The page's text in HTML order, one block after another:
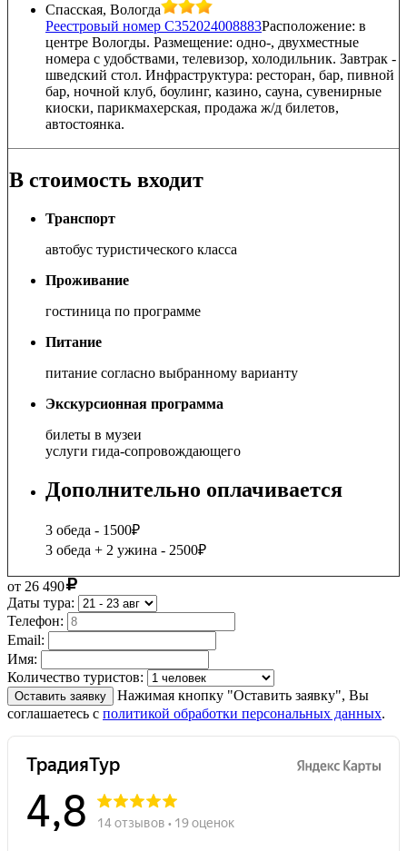
Спасская, Вологда
Реестровый номер С352024008883Расположение: в
центре Вологды. Размещение: одно-, двухместные
номера с удобствами, телевизор, холодильник. Завтрак -
шведский стол. Инфраструктура: ресторан, бар, пивной
бар, ночной клуб, боулинг, казино, сауна, сувенирные
киоски, парикмахерская, продажа ж/д билетов,
автостоянка.
В стоимость входит
Транспорт
автобус туристического класса
Проживание
гостиница по программе
Питание
питание согласно выбранному варианту
Экскурсионная программа
билеты в музеи
услуги гида-сопровождающего
Дополнительно оплачивается
3 обеда - 1500₽
3 обеда + 2 ужина - 2500₽
от 26 490
Даты тура:
Телефон:
Email:
Имя:
Количество туристов:
Оставить заявку
Нажимая кнопку "Оставить заявку", Вы
соглашаетесь с политикой обработки персональных данных.